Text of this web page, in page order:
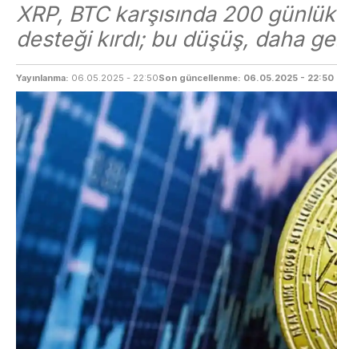
XRP, BTC karşısında 200
desteği kırdı; bu düşüş, daha
Yayınlanma: 06.05.2025 - 22:50Son güncellenme: 06.05.2025 - 22:50